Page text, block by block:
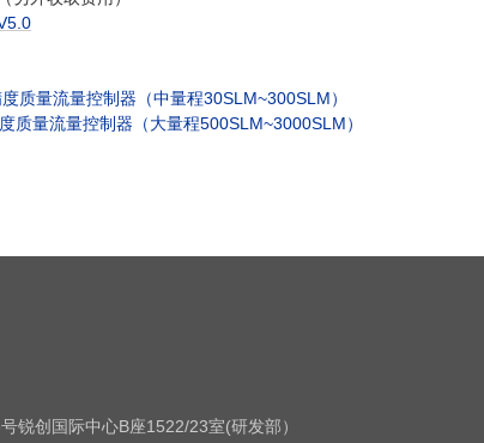
质量流量控制器（中量程30SLM~300SLM）
质量流量控制器（大量程500SLM~3000SLM）
锐创国际中心B座1522/23室(研发部）